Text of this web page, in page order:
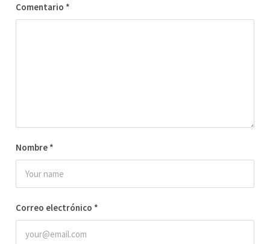
Comentario *
Nombre *
Correo electrónico *